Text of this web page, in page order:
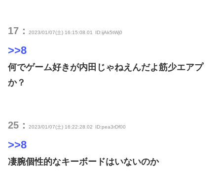
17： 2023/01/07(土) 16:15:08.01 ID:ijAk5tWj0
>>8
何でゲーム好きが内田じゃねえんだよ筋少エアプ
か？
25： 2023/01/07(土) 16:22:28.02 ID:pea3rDf00
>>8
凄腕個性的なキーボードはいないのか